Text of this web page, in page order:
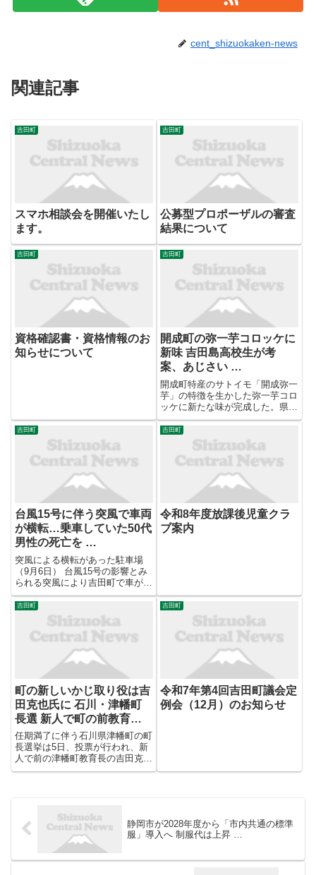
cent_shizuokaken-news
関連記事
吉田町
スマホ相談会を開催いたし
ます。
吉田町
公募型プロポーザルの審査
結果について
吉田町
資格確認書・資格情報のお
知らせについて
吉田町
開成町の弥一芋コロッケに
新味 吉田島高校生が考
案、あじさい …
開成町特産のサトイモ「開成弥一
芋」の特徴を生かした弥一芋コロ
ッケに新たな味が完成した。県立
吉田島高校（同町吉田島）の生徒
らがスパイスを効かせたカレー味
を考案。強い粘りや濃厚な甘みを
スパイスの風味が引き立てる逸品
で、6月の「あじさいまつり」
吉田町
台風15号に伴う突風で車両
が横転…乗車していた50代
男性の死亡を …
突風による横転があった駐車場
（9月6日） 台風15号の影響とみ
られる突風により吉田町で車が横
転し、中にいた男性が死亡してい
たことがわかりました。 吉田町
によりますと死亡したのは藤枝市
に住む自営業の男性（50代）で
す。 男性は9月5日午後1時...
吉田町
令和8年度放課後児童クラ
ブ案内
吉田町
町の新しいかじ取り役は吉
田克也氏に 石川・津幡町
長選 新人で町の前教育長
が初当選
任期満了に伴う石川県津幡町の町
長選挙は5日、投票が行われ、新
人で前の津幡町教育長の吉田克也
氏が初当選しました。
吉田町
令和7年第4回吉田町議会定
例会（12月）のお知らせ
静岡市が2028年度から「市内共通の標準
服」導入へ 制服代は上昇 …